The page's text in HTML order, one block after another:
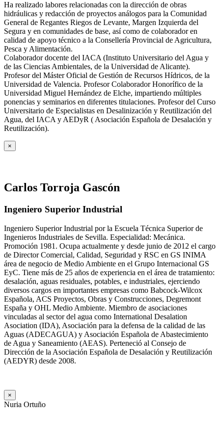
Ha realizado labores relacionadas con la dirección de obras
hidráulicas y redacción de proyectos análogos para la Comunidad
General de Regantes Riegos de Levante, Margen Izquierda del
Segura y en comunidades de base, así como de colaborador en
calidad de apoyo técnico a la Consellería Provincial de Agricultura,
Pesca y Alimentación.
Colaborador docente del IACA (Instituto Universitario del Agua y
de las Ciencias Ambientales, de la Universidad de Alicante).
Profesor del Máster Oficial de Gestión de Recursos Hídricos, de la
Universidad de Valencia. Profesor Colaborador Honorífico de la
Universidad Miguel Hernández de Elche, impartiendo múltiples
ponencias y seminarios en diferentes titulaciones. Profesor del Curso
Universitario de Especialistas en Desalinización y Reutilización del
Agua, del IACA y AEDyR ( Asociación Española de Desalación y
Reutilización).
×
Carlos Torroja Gascón
Ingeniero Superior Industrial
Ingeniero Superior Industrial por la Escuela Técnica Superior de
Ingenieros Industriales de Sevilla. Especialidad: Mecánica.
Promoción 1981. Ocupa actualmente y desde junio de 2012 el cargo
de Director Comercial, Calidad, Seguridad y RSC en GS INIMA
área de negocio de Medio Ambiente en el Grupo Internacional GS
EyC. Tiene más de 25 años de experiencia en el área de tratamiento:
desalación, aguas residuales, potables, e industriales, ejerciendo
diversos cargos en importantes empresas como Babcock-Wilcox
Española, ACS Proyectos, Obras y Construcciones, Degremont
España y OHL Medio Ambiente. Miembro de asociaciones
vinculadas al sector del agua como International Desalation
Asociation (IDA), Asociación para la defensa de la calidad de las
Aguas (ADECAGUA) y Asociación Española de Abastecimiento
de Agua y Saneamiento (AEAS). Perteneció al Consejo de
Dirección de la Asociación Española de Desalación y Reutilización
(AEDYR) desde 2008.
×
Nuria Ortuño